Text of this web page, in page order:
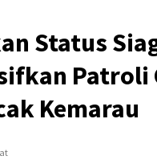
Status
Patroli
Kemarau